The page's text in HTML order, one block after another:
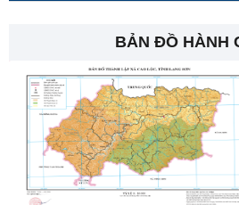
BẢN ĐỒ HÀNH